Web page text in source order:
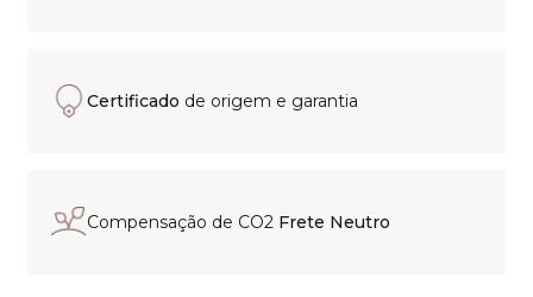
Certificado de origem e garantia
Compensação de CO2 Frete Neutro